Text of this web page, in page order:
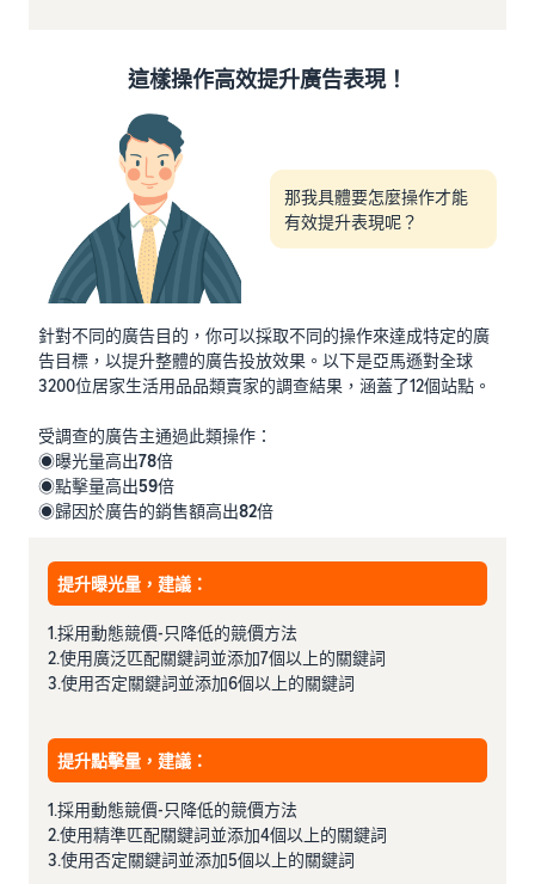
這樣操作高效提升廣告表現！
那我具體要怎麼操作才能
有效提升表現呢？
針對不同的廣告目的，你可以採取不同的操作來達成特定的廣
告目標，以提升整體的廣告投放效果。以下是亞馬遜對全球
3200位居家生活用品品類賣家的調查結果，涵蓋了12個站點。
受調查的廣告主通過此類操作：
◉曝光量高出78倍
◉點擊量高出59倍
◉歸因於廣告的銷售額高出82倍
提升曝光量，建議：
1.採用動態競價-只降低的競價方法
2.使用廣泛匹配關鍵詞並添加7個以上的關鍵詞
3.使用否定關鍵詞並添加6個以上的關鍵詞
提升點擊量，建議：
1.採用動態競價-只降低的競價方法
2.使用精準匹配關鍵詞並添加4個以上的關鍵詞
3.使用否定關鍵詞並添加5個以上的關鍵詞